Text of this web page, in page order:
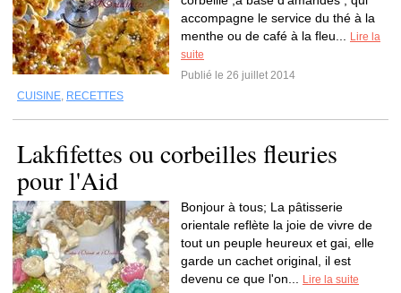
accompagne le service du thé à la
menthe ou de café à la fleu...
Lire la
suite
Publié le 26 juillet 2014
CUISINE, RECETTES
Lakfifettes ou corbeilles fleuries
pour l'Aid
Bonjour à tous; La pâtisserie
orientale reflète la joie de vivre de
tout un peuple heureux et gai, elle
garde un cachet original, il est
devenu ce que l'on...
Lire la suite